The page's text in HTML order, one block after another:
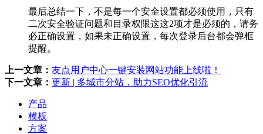
最后总结一下，不是每一个安全设置都必须使用，只有
二次安全验证问题和目录权限这这2项才是必须的，请务
必正确设置，如果未正确设置，每次登录后台都会弹框
提醒。
上一文章： 友点用户中心一键安装网站功能上线啦！
下一文章： 更新 | 多城市分站，助力SEO优化引流
产品
模板
方案